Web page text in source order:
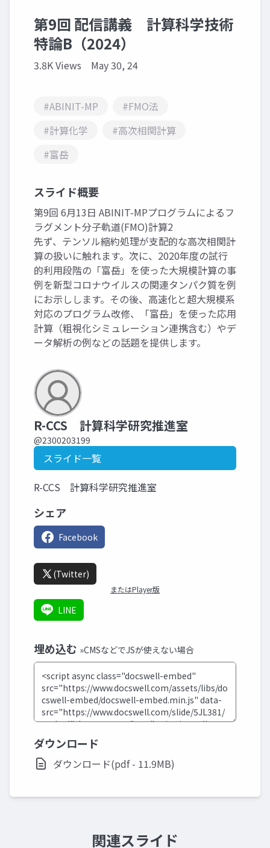
第9回 配信講義 計算科学技術
特論B（2024）
3.8K Views May 30, 24
#ABINIT-MP
#FMO法
#計算化学
#高次相関計算
#富岳
スライド概要
第9回 6月13日 ABINIT-MPプログラムによるフ
ラグメント分子軌道(FMO)計算2
先ず、テンソル縮約処理が支配的な高次相関計
算の扱いに触れます。次に、2020年度の試行
的利用段階の「富岳」を使った大規模計算の事
例を新型コロナウイルスの関連タンパク質を例
にお示しします。その後、高速化と超大規模系
対応のプログラム改修、「富岳」を使った応用
計算（粗視化シミュレーション連携含む）やデ
ータ解析の例などの話題を提供します。
R-CCS 計算科学研究推進室
@2300203199
スライド一覧
R-CCS 計算科学研究推進室
シェア
Facebook
(Twitter)
またはPlayer版
LINE
埋め込む »CMSなどでJSが使えない場合
ダウンロード
ダウンロード(pdf - 11.9MB)
関連スライド